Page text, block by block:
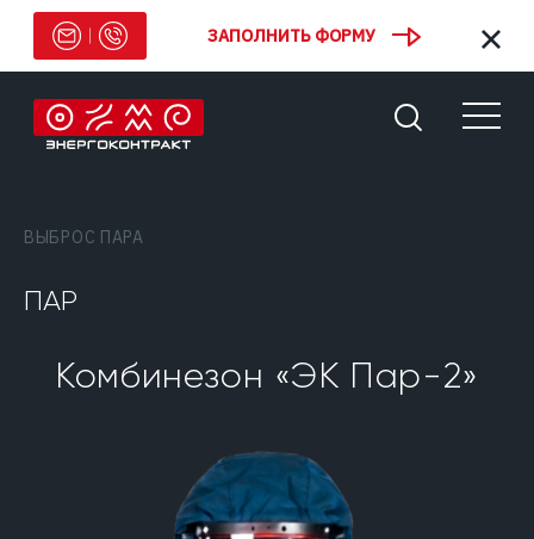
ВЫБРОС ПАРА
ПАР
Комбинезон «ЭК Пар-2»
ЗАПОЛНИТЬ ФОРМУ